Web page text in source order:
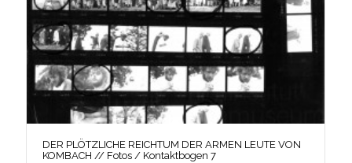
DER PLÖTZLICHE REICHTUM DER ARMEN LEUTE VON
KOMBACH // Fotos / Kontaktbogen 7